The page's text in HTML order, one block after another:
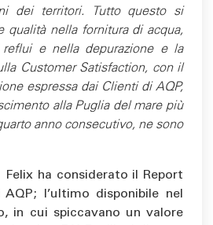
dei territori. Tutto questo si
qualità nella fornitura di acqua,
e nella depurazione e la
Customer Satisfaction, con il
espressa dai Clienti di AQP,
alla Puglia del mare più
anno consecutivo, ne sono
Felix ha considerato il Report
l’ultimo disponibile nel
in cui spiccavano un valore